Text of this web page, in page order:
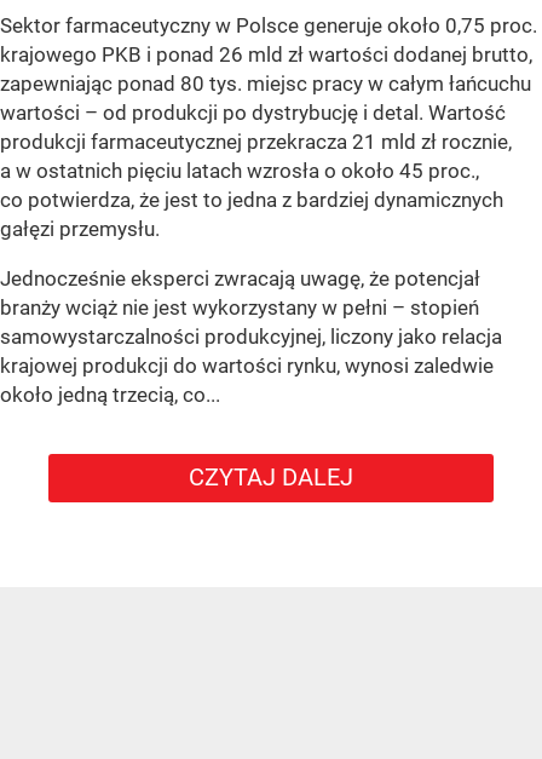
Sektor farmaceutyczny w Polsce generuje około 0,75 proc.
krajowego PKB i ponad 26 mld zł wartości dodanej brutto,
zapewniając ponad 80 tys. miejsc pracy w całym łańcuchu
wartości – od produkcji po dystrybucję i detal. Wartość
produkcji farmaceutycznej przekracza 21 mld zł rocznie,
a w ostatnich pięciu latach wzrosła o około 45 proc.,
co potwierdza, że jest to jedna z bardziej dynamicznych
gałęzi przemysłu.
Jednocześnie eksperci zwracają uwagę, że potencjał
branży wciąż nie jest wykorzystany w pełni – stopień
samowystarczalności produkcyjnej, liczony jako relacja
krajowej produkcji do wartości rynku, wynosi zaledwie
około jedną trzecią, co...
CZYTAJ DALEJ